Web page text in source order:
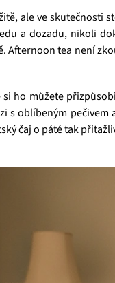
ale ve skutečnosti
a dozadu, nikoli
Afternoon tea není
ho můžete
s oblíbeným
čaj o páté tak